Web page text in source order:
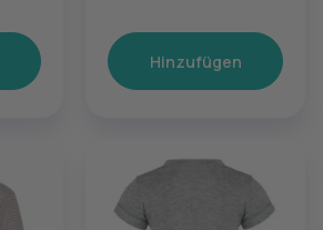
Hinzufügen